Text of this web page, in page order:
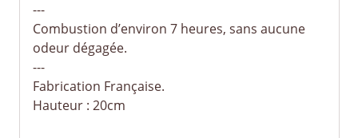
---
Combustion d’environ 7 heures, sans aucune
odeur dégagée.
---
Fabrication Française.
Hauteur : 20cm